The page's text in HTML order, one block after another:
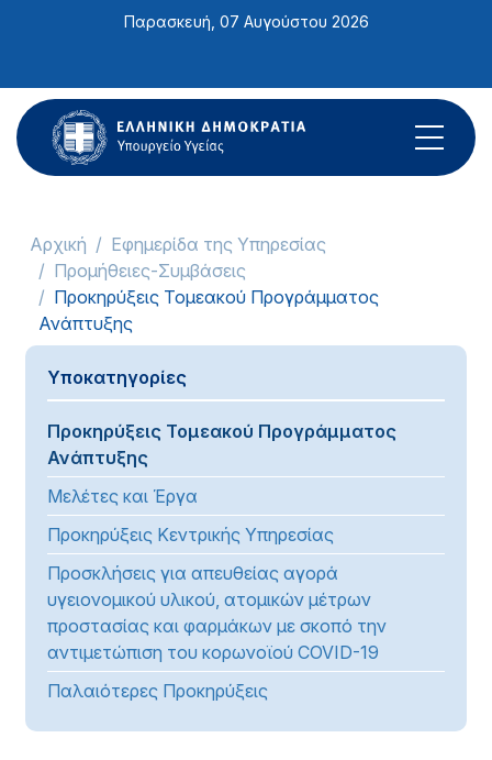
ιστότοπος
περιλαμβάνει
ένα
σύστημα
Παρασκευή, 07 Αυγούστου 2026
Αρχική
Εφημερίδα της Υπηρεσίας
Προμήθειες-Συμβάσεις
Προκηρύξεις Τομεακού Προγράμματος
Ανάπτυξης
Υποκατηγορίες
Προκηρύξεις Τομεακού Προγράμματος
Ανάπτυξης
Μελέτες και Έργα
Προκηρύξεις Κεντρικής Υπηρεσίας
Προσκλήσεις για απευθείας αγορά
υγειονομικού υλικού, ατομικών μέτρων
προστασίας και φαρμάκων με σκοπό την
αντιμετώπιση του κορωνοϊού COVID-19
Παλαιότερες Προκηρύξεις